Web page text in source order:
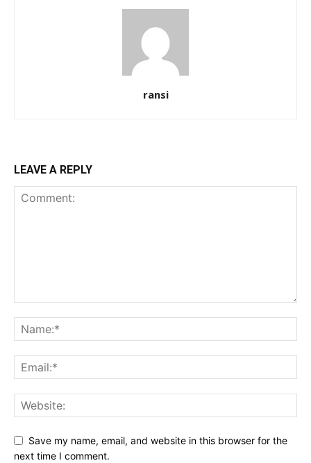
ransi
LEAVE A REPLY
Save my name, email, and website in this browser for the
next time I comment.